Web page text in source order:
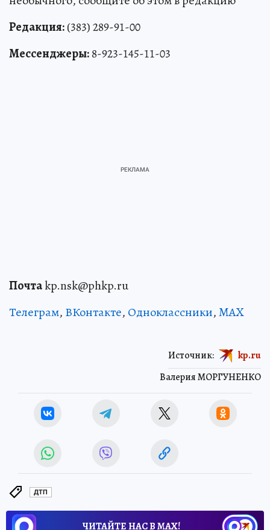
Редакция:(383) 289-91-00
Мессенджеры:8-923-145-11-03
Почтаkp.nsk@phkp.ru
Телеграм, ВКонтакте, Одноклассники,MAX
Валерия МОРГУНЕНКО
Источник: kp.ru
ДТП
ЧИТАЙТЕ НАС В МАХ!